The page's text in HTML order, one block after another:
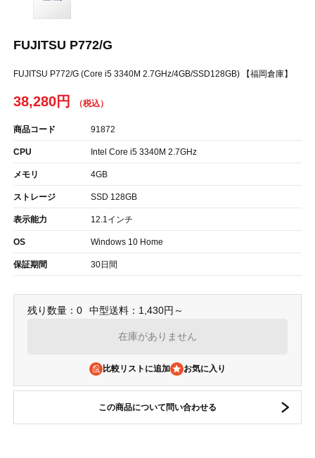
FUJITSU P772/G
FUJITSU P772/G (Core i5 3340M 2.7GHz/4GB/SSD128GB) 【福岡倉庫】
38,280円
商品コード 91872
CPU Intel Core i5 3340M 2.7GHz
メモリ 4GB
ストレージ SSD 128GB
表示能力 12.1インチ
OS Windows 10 Home
保証期間 30日間
残り数量：0 中型送料：1,430円～
在庫がありません
比較リストに追加
この商品について問い合わせる